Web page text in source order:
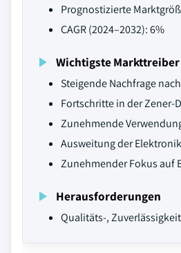
Prognostizierte
CAGR (2024–2032): 6%
Wichtigste Markttreiber
Steigende Nachfrage
Fortschritte in der
Zunehmende
Ausweitung der
Zunehmender Fokus auf
Herausforderungen
Qualitäts-,